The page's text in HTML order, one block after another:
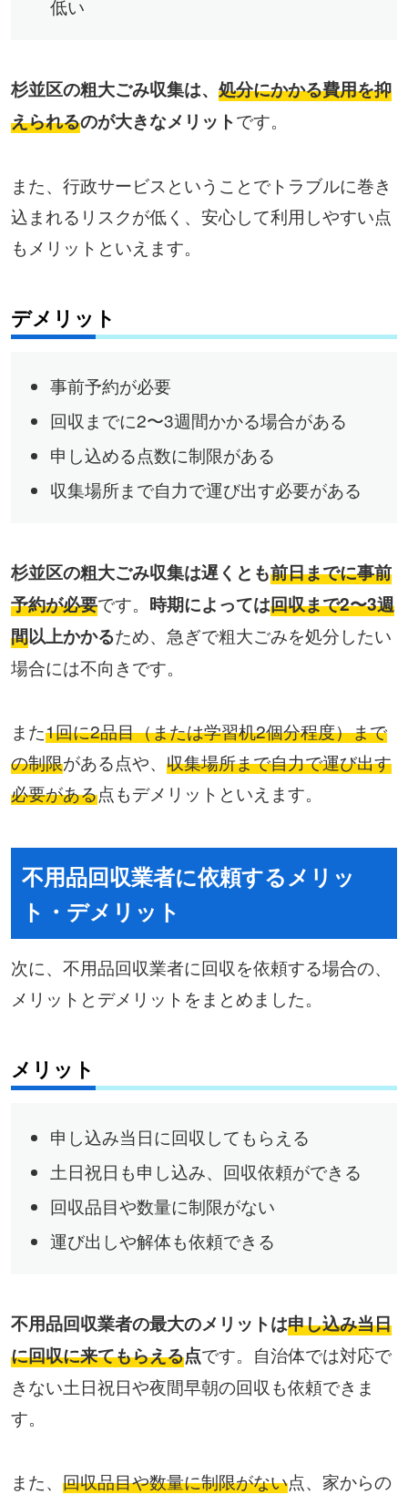
低い
杉並区の粗大ごみ収集は、 処分にかかる費用を抑
えられるのが大きなメリットです。
また、行政サービスということでトラブルに巻き
込まれるリスクが低く、安心して利用しやすい点
もメリットといえます。
デメリット
事前予約が必要
回収までに2〜3週間かかる場合がある
申し込める点数に制限がある
収集場所まで自力で運び出す必要がある
杉並区の粗大ごみ収集は遅くとも前日までに事前
予約が必要です。 時期によっては回収まで2〜3週
間以上かかるため、急ぎで粗大ごみを処分したい
場合には不向きです。
また1回に2品目（または学習机2個分程度）まで
の制限がある点や、 収集場所まで自力で運び出す
必要がある点もデメリットといえます。
不用品回収業者に依頼するメリッ
ト・デメリット
次に、不用品回収業者に回収を依頼する場合の、
メリットとデメリットをまとめました。
メリット
申し込み当日に回収してもらえる
土日祝日も申し込み、回収依頼ができる
回収品目や数量に制限がない
運び出しや解体も依頼できる
不用品回収業者の最大のメリットは申し込み当日
に回収に来てもらえる点です。自治体では対応で
きない土日祝日や夜間早朝の回収も依頼できま
す。
また、 回収品目や数量に制限がない点、家からの